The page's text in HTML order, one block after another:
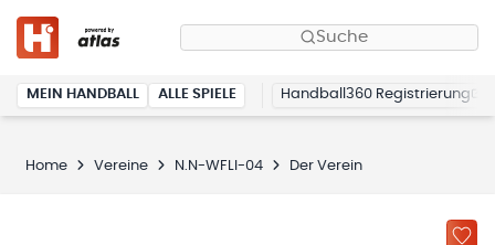
Suche
MEIN HANDBALL ALLE SPIELE Handball360 Registrierung
Home Vereine N.N-WFLI-04 Der Verein